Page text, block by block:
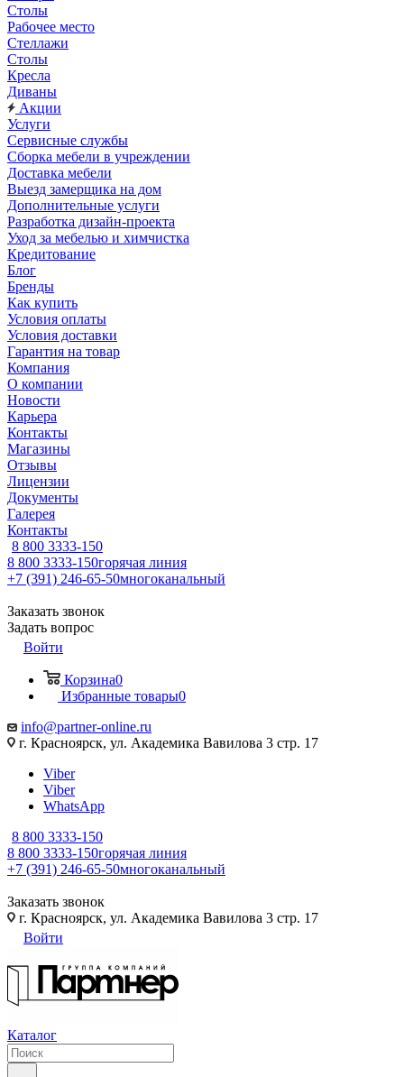
Столы
Рабочее место
Стеллажи
Столы
Кресла
Диваны
Акции
Услуги
Сервисные службы
Сборка мебели в учреждении
Доставка мебели
Выезд замерщика на дом
Дополнительные услуги
Разработка дизайн-проекта
Уход за мебелью и химчистка
Кредитование
Блог
Бренды
Как купить
Условия оплаты
Условия доставки
Гарантия на товар
Компания
О компании
Новости
Карьера
Контакты
Магазины
Отзывы
Лицензии
Документы
Галерея
Контакты
8 800 3333-150
8 800 3333-150горячая линия
+7 (391) 246-65-50многоканальный
Заказать звонок
Задать вопрос
Войти
Корзина0
Избранные товары0
info@partner-online.ru
г. Красноярск, ул. Академика Вавилова 3 стр. 17
Viber
Viber
WhatsApp
8 800 3333-150
8 800 3333-150горячая линия
+7 (391) 246-65-50многоканальный
Заказать звонок
г. Красноярск, ул. Академика Вавилова 3 стр. 17
Войти
Каталог